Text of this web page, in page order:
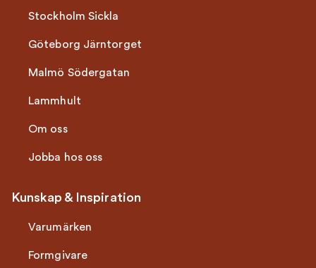
Stockholm Sickla
Göteborg Järntorget
Malmö Södergatan
Lammhult
Om oss
Jobba hos oss
Kunskap & Inspiration
Varumärken
Formgivare